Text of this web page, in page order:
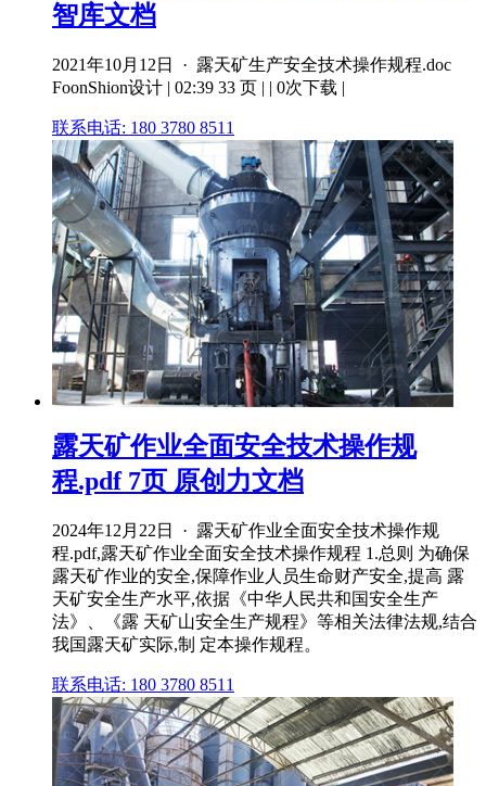
智库文档
2021年10月12日 · 露天矿生产安全技术操作规程.doc
FoonShion设计 | 02:39 33 页 | | 0次下载 |
联系电话: 180 3780 8511
露天矿作业全面安全技术操作规
程.pdf 7页 原创力文档
2024年12月22日 · 露天矿作业全面安全技术操作规
程.pdf,露天矿作业全面安全技术操作规程 1.总则 为确保
露天矿作业的安全,保障作业人员生命财产安全,提高 露
天矿安全生产水平,依据《中华人民共和国安全生产
法》、《露 天矿山安全生产规程》等相关法律法规,结合
我国露天矿实际,制 定本操作规程。
联系电话: 180 3780 8511